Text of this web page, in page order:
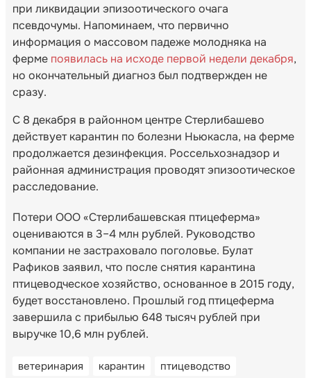
при ликвидации эпизоотического очага
псевдочумы. Напоминаем, что первично
информация о массовом падеже молодняка на
ферме появилась на исходе первой недели декабря,
но окончательный диагноз был подтвержден не
сразу.
С 8 декабря в районном центре Стерлибашево
действует карантин по болезни Ньюкасла, на ферме
продолжается дезинфекция. Россельхознадзор и
районная администрация проводят эпизоотическое
расследование.
Потери ООО «Стерлибашевская птицеферма»
оцениваются в 3–4 млн рублей. Руководство
компании не застраховало поголовье. Булат
Рафиков заявил, что после снятия карантина
птицеводческое хозяйство, основанное в 2015 году,
будет восстановлено. Прошлый год птицеферма
завершила с прибылью 648 тысяч рублей при
выручке 10,6 млн рублей.
ветеринария карантин
птицеводство